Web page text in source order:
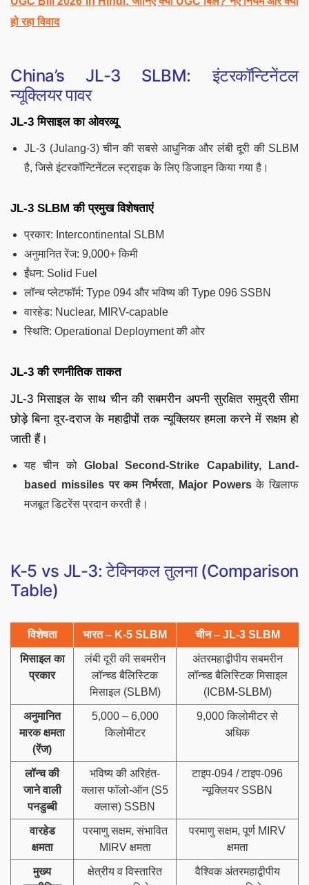
हो रहा विवाद
China’s JL-3 SLBM: इंटरकॉन्टिनेंटल
न्यूक्लियर पावर
JL-3 मिसाइल का ओवरव्यू
JL-3 (Julang-3) चीन की सबसे आधुनिक और लंबी दूरी की SLBM
है, जिसे इंटरकॉन्टिनेंटल स्ट्राइक के लिए डिजाइन किया गया है।
JL-3 SLBM की प्रमुख विशेषताएं
प्रकार: Intercontinental SLBM
अनुमानित रेंज: 9,000+ किमी
ईंधन: Solid Fuel
लॉन्च प्लेटफॉर्म: Type 094 और भविष्य की Type 096 SSBN
वारहेड: Nuclear, MIRV-capable
स्थिति: Operational Deployment की ओर
JL-3 की रणनीतिक ताकत
JL-3 मिसाइल के साथ चीन की सबमरीन अपनी सुरक्षित समुद्री सीमा
छोड़े बिना दूर-दराज के महाद्वीपों तक न्यूक्लियर हमला करने में सक्षम हो
जाती हैं।
यह चीन को Global Second-Strike Capability, Land-
based missiles पर कम निर्भरता, Major Powersके खिलाफ
मजबूत डिटरेंस प्रदान करती है।
K-5 vs JL-3: टेक्निकल तुलना (Comparison
Table)
विशेषता भारत – K-5 SLBM चीन – JL-3 SLBM
मिसाइल का
प्रकार
लंबी दूरी की सबमरीन
लॉन्च्ड बैलिस्टिक
मिसाइल (SLBM)
अंतरमहाद्वीपीय सबमरीन
लॉन्च्ड बैलिस्टिक मिसाइल
(ICBM-SLBM)
अनुमानित
मारक क्षमता
(रेंज)
5,000 – 6,000
किलोमीटर
9,000 किलोमीटर से
अधिक
लॉन्च की
जाने वाली
पनडुब्बी
भविष्य की अरिहंत-
क्लास फॉलो-ऑन (S5
क्लास) SSBN
टाइप-094 / टाइप-096
न्यूक्लियर SSBN
वारहेड
क्षमता
परमाणु सक्षम, संभावित
MIRV क्षमता
परमाणु सक्षम, पूर्ण MIRV
क्षमता
मुख्य
क्षेत्रीय व विस्तारित
वैश्विक अंतरमहाद्वीपीय